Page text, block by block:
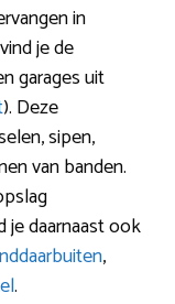
in
je de
garages uit
). Deze
sipen,
van banden.
je daarnaast ook
,
.